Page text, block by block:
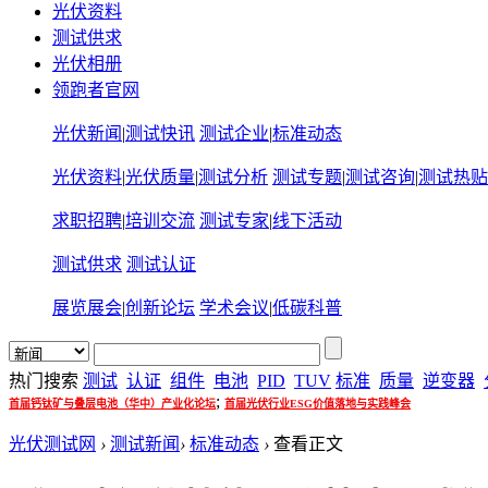
光伏资料
测试供求
光伏相册
领跑者官网
光伏新闻 |测试快讯 测试企业|标准动态
光伏资料|光伏质量|测试分析 测试专题|测试咨询|测试热贴
求职招聘|培训交流 测试专家|线下活动
测试供求 测试认证
展览展会|创新论坛 学术会议|低碳科普
热门搜索 测试 认证 组件 电池 PID TUV 标准 质量 逆变器
首届钙钛矿与叠层电池（华中）产业化论坛; 首届光伏行业ESG价值落地与实践峰会
光伏测试网 › 测试新闻 › 标准动态 › 查看正文